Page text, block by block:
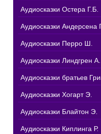
Аудиосказки Остера Г.Б.
Аудиосказки Андерсена
Аудиосказки Перро Ш.
Аудиосказки Линдгрен А.
Аудиосказки братьев
Аудиосказки Хогарт Э.
Аудиосказки Блайтон Э.
Аудиосказки Киплинга Р.